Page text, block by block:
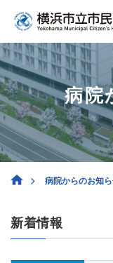
病院
病院からのお知
新着情報